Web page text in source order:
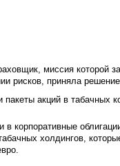
миссия которой
рисков, приняла
пакеты акций в табачных
в корпоративные
холдингов,